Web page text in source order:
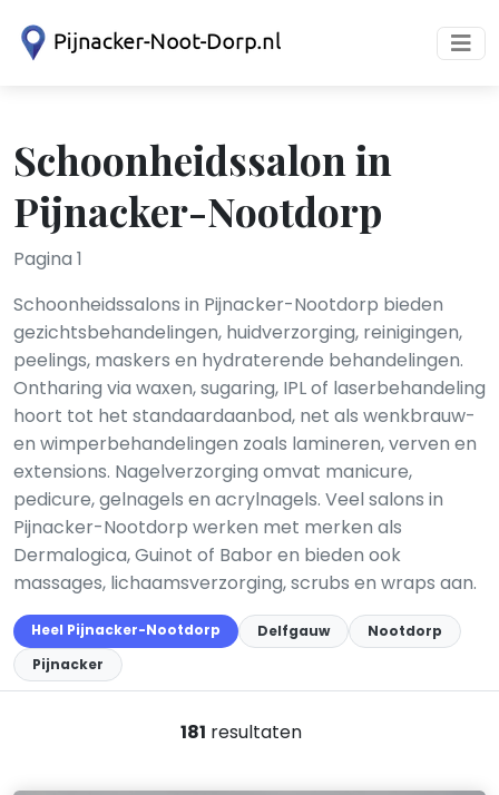
Schoonheidssalon in
Pijnacker-Nootdorp
Pagina 1
Schoonheidssalons in Pijnacker-Nootdorp bieden
gezichtsbehandelingen, huidverzorging, reinigingen,
peelings, maskers en hydraterende behandelingen.
Ontharing via waxen, sugaring, IPL of laserbehandeling
hoort tot het standaardaanbod, net als wenkbrauw-
en wimperbehandelingen zoals lamineren, verven en
extensions. Nagelverzorging omvat manicure,
pedicure, gelnagels en acrylnagels. Veel salons in
Pijnacker-Nootdorp werken met merken als
Dermalogica, Guinot of Babor en bieden ook
massages, lichaamsverzorging, scrubs en wraps aan.
Heel Pijnacker-Nootdorp Delfgauw
Nootdorp
Pijnacker
181 resultaten